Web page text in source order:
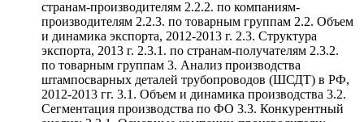
странам-производителям 2.2.2. по компаниям-
производителям 2.2.3. по товарным группам 2.2. Объем
и динамика экспорта, 2012-2013 г. 2.3. Структура
экспорта, 2013 г. 2.3.1. по странам-получателям 2.3.2.
по товарным группам 3. Анализ производства
штампосварных деталей трубопроводов (ШСДТ) в РФ,
2012-2013 гг. 3.1. Объем и динамика производства 3.2.
Сегментация производства по ФО 3.3. Конкурентный